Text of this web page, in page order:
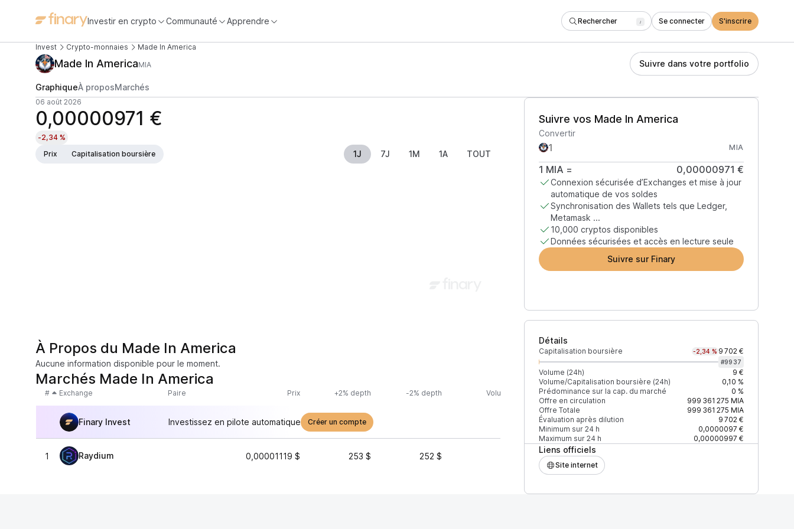
Investir en crypto Communauté Apprendre Rechercher / Se connecter S'inscrire
Invest Crypto-monnaies Made In America
Made In AmericaMIA Suivre dans votre portfolio
GraphiqueÀ proposMarchés
06 août 2026
0,00000971 €
-2,34 %
Prix
Capitalisation boursière 1J 7J 1M 1A TOUT
Suivre vos Made In America
Convertir
MIA
1 MIA = 0,00000971 €
Connexion sécurisée d’Exchanges et mise à jour
automatique de vos soldes
Synchronisation des Wallets tels que Ledger,
Metamask ...
10,000 cryptos disponibles
Données sécurisées et accès en lecture seule
Suivre sur Finary
Détails
Capitalisation boursière -2,34 % 9 702 €
#9937
Volume (24h)
9 €
Volume/Capitalisation boursière (24h)
0,10 %
Prédominance sur la cap. du marché
0 %
Offre en circulation
999 361 275 MIA
Offre Totale
999 361 275 MIA
Évaluation après dilution
9 702 €
Minimum sur 24 h
0,0000097 €
Maximum sur 24 h
0,00000997 €
Liens officiels
Site internet
À Propos du Made In America
Aucune information disponible pour le moment.
Marchés Made In America
# Exchange Paire Prix +2% depth -2% depth Volume (24h) % du volume Confiance Mis à jour
Finary Invest Investissez en pilote automatique Créer un compte
1 Raydium 0,00001119 $ 253 $ 252 $ 100 %